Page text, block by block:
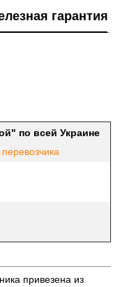
гарантия
по всей Украине
привезена из